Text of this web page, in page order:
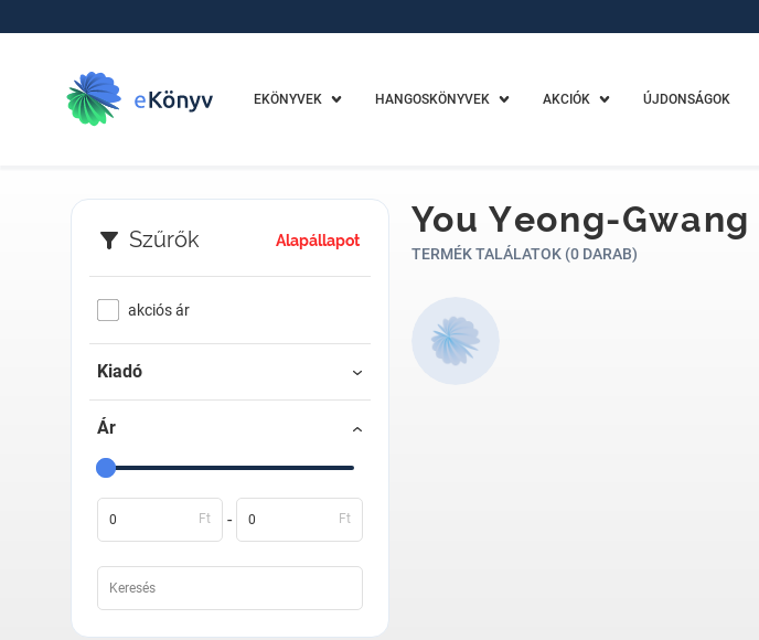
EKÖNYVEK HANGOSKÖNYVEK AKCIÓK ÚJDONSÁGOK
Szűrők Alapállapot
akciós ár
Kiadó
Ár
Ft - Ft
You Yeong-Gwang
TERMÉK TALÁLATOK (0 DARAB)